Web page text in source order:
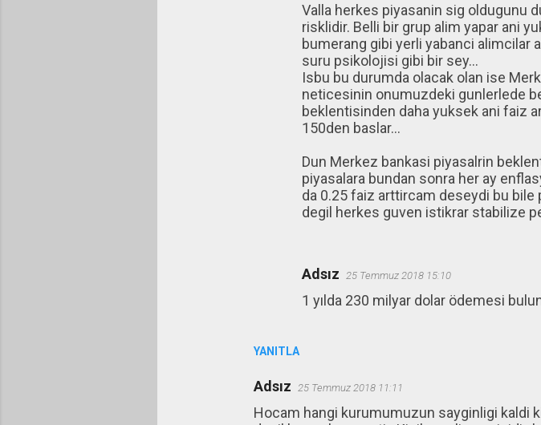
YANITLA
Valla herkes piyasanin sig oldugunu
risklidir. Belli bir grup alim yapar ani
bumerang gibi yerli yabanci alimcilar
suru psikolojisi gibi bir sey...
Isbu bu durumda olacak olan ise
neticesinin onumuzdeki gunlerlede
beklentisinden daha yuksek ani faiz
150den baslar...
Dun Merkez bankasi piyasalrin
piyasalara bundan sonra her ay
da 0.25 faiz arttircam deseydi bu
degil herkes guven istikrar stabilize
Adsız 25 Temmuz 2018 15:10
1 yılda 230 milyar dolar ödemesi
Adsız 25 Temmuz 2018 11:11
Hocam hangi kurumumuzun sayginligi kaldi